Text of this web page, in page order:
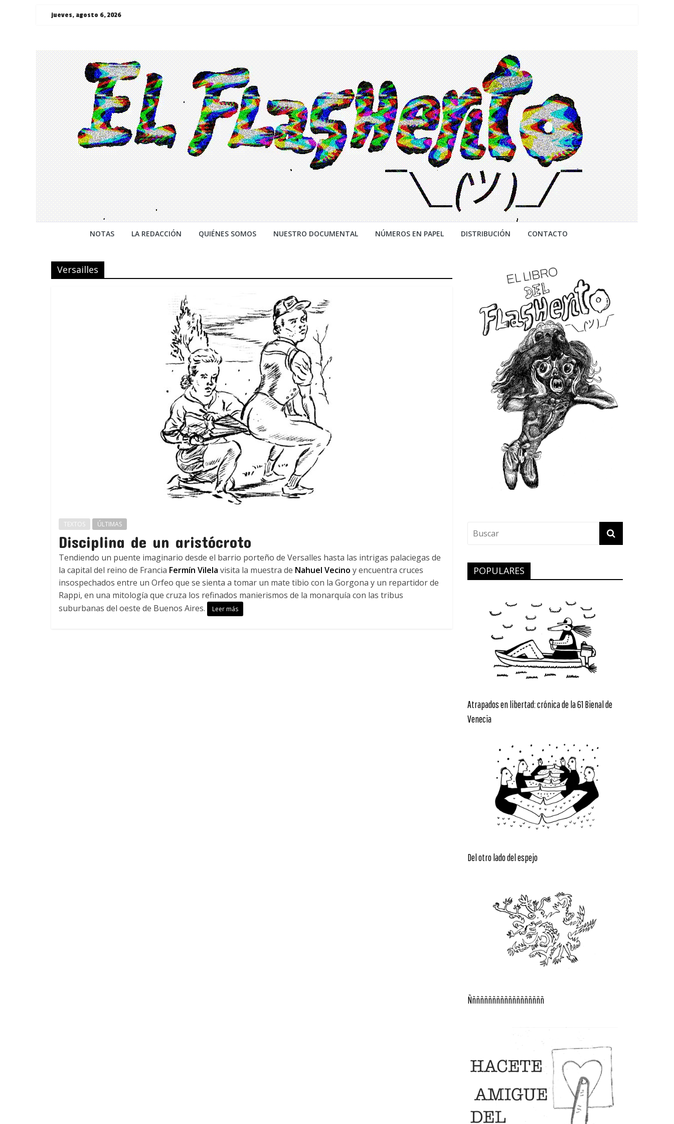
Saltarjueves, agosto 6, 2026
¯\_(ツ)_/
¯
NOTAS LA REDACCIÓN QUIÉNES SOMOS NUESTRO DOCUMENTAL NÚMEROS EN PAPEL DISTRIBUCIÓN CONTACTO
Versailles
TEXTOS ÚLTIMAS
Disciplina de un aristócroto
Tendiendo un puente imaginario desde el barrio porteño de Versalles hasta las intrigas palaciegas de
la capital del reino de Francia Fermín Vilela visita la muestra de Nahuel Vecino y encuentra cruces
insospechados entre un Orfeo que se sienta a tomar un mate tibio con la Gorgona y un repartidor de
Rappi, en una mitología que cruza los refinados manierismos de la monarquía con las tribus
suburbanas del oeste de Buenos Aires.
Leer más
POPULARES
Atrapados en libertad: crónica de la 61 Bienal de
Venecia
Del otro lado del espejo
Ñññññññññññññññññññ